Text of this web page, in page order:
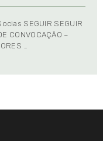
SEGUIR SEGUIR
CONVOCAÇÃO –
…